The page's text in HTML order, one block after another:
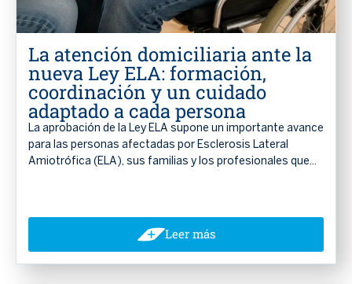
La atención domiciliaria ante la
nueva Ley ELA: formación,
coordinación y un cuidado
adaptado a cada persona
La aprobación de la Ley ELA supone un importante avance
para las personas afectadas por Esclerosis Lateral
Amiotrófica (ELA), sus familias y los profesionales que...
Leer más